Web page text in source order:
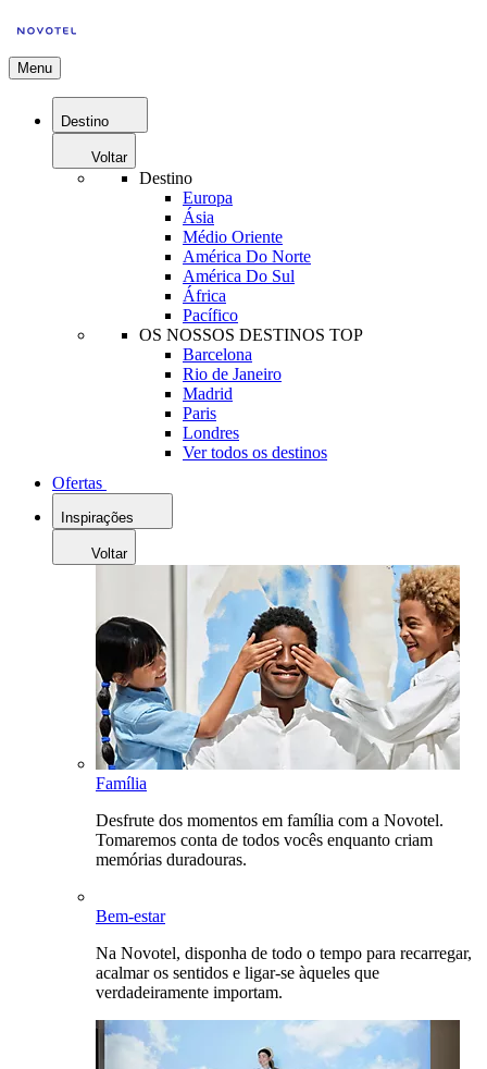
Menu
Destino
Voltar
Destino
Europa
Ásia
Médio Oriente
América Do Norte
América Do Sul
África
Pacífico
OS NOSSOS DESTINOS TOP
Barcelona
Rio de Janeiro
Madrid
Paris
Londres
Ver todos os destinos
Ofertas
Inspirações
Voltar
Família
Desfrute dos momentos em família com a Novotel.
Tomaremos conta de todos vocês enquanto criam
memórias duradouras.
Bem-estar
Na Novotel, disponha de todo o tempo para recarregar,
acalmar os sentidos e ligar-se àqueles que
verdadeiramente importam.